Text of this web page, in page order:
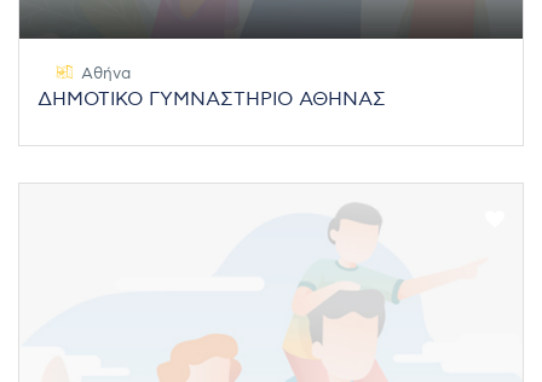
Αθήνα
ΔΗΜΟΤΙΚΟ ΓΥΜΝΑΣΤΗΡΙΟ ΑΘΗΝΑΣ